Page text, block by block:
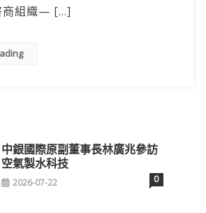
商組織— […]
中銀國際原副董事長林廣兆參訪
空氣製水科技
2026-07-22 0